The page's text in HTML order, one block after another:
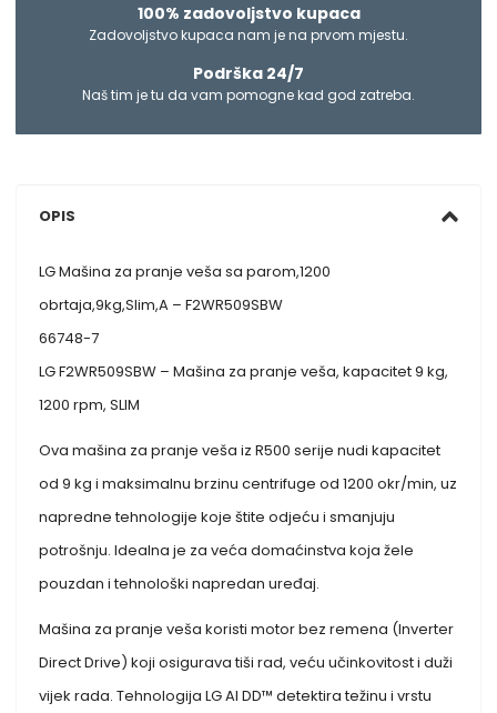
100% zadovoljstvo kupaca
Zadovoljstvo kupaca nam je na prvom mjestu.
Podrška 24/7
Naš tim je tu da vam pomogne kad god zatreba.
OPIS
LG Mašina za pranje veša sa parom,1200
obrtaja,9kg,Slim,A – F2WR509SBW
66748-7
LG F2WR509SBW – Mašina za pranje veša, kapacitet 9 kg,
1200 rpm, SLIM
Ova mašina za pranje veša iz R500 serije nudi kapacitet
od 9 kg i maksimalnu brzinu centrifuge od 1200 okr/min, uz
napredne tehnologije koje štite odjeću i smanjuju
potrošnju. Idealna je za veća domaćinstva koja žele
pouzdan i tehnološki napredan uređaj.
Mašina za pranje veša koristi motor bez remena (Inverter
Direct Drive) koji osigurava tiši rad, veću učinkovitost i duži
vijek rada. Tehnologija LG AI DD™ detektira težinu i vrstu